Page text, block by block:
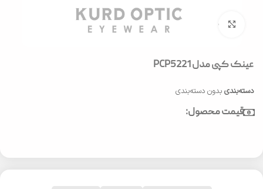
بزرگنمایی تصویر
عینک کپی مدل PCP5221
دسته‌بندی بدون دسته‌بندی
قیمت محصول: